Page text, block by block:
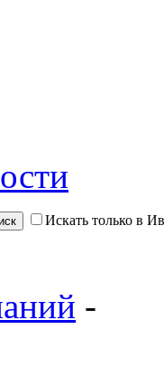
Искать только в
-